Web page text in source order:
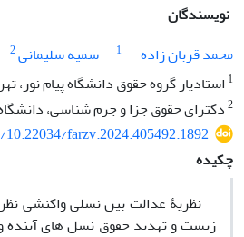
نویسندگان
محمد قربان زاده
1 سمیه سلیمانی2
1 استادیار گروه حقوق دانشگاه پیام نور،
2دکترای حقوق جزا و جرم شناسی،
farzv.2024.405492.1892
چکیده
نظریۀ عدالت بین ­نسلی واکنشی
زیست و تهدید حقوق نسل­ های